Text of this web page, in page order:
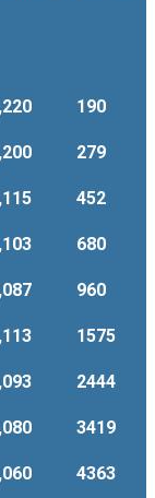
190
279
452
680
960
1575
2444
3419
4363